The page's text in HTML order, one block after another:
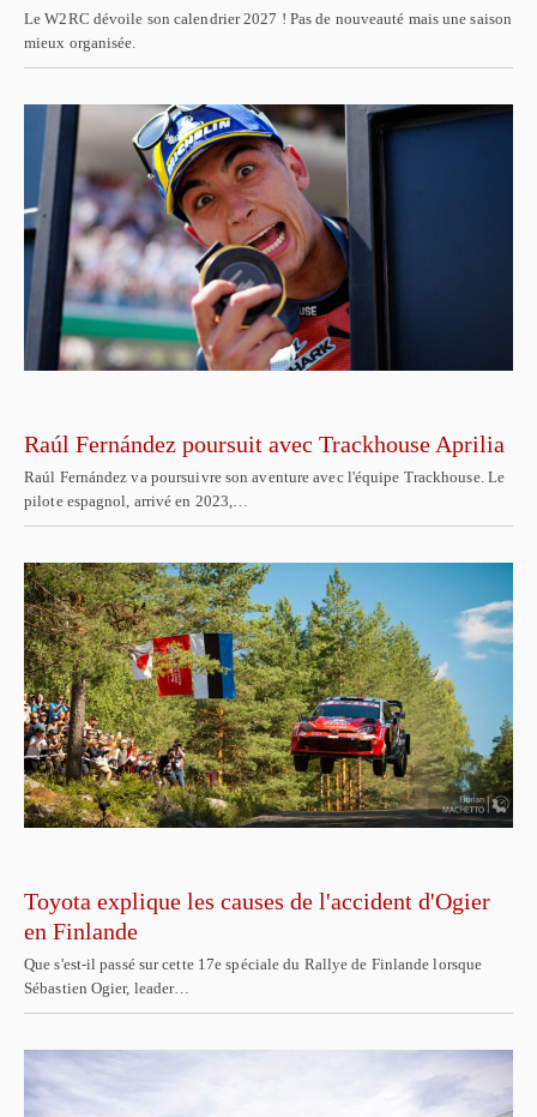
Le W2RC dévoile son calendrier 2027 ! Pas de nouveauté mais une saison
mieux organisée.
Raúl Fernández poursuit avec Trackhouse Aprilia
Raúl Fernández va poursuivre son aventure avec l'équipe Trackhouse. Le
pilote espagnol, arrivé en 2023,…
Toyota explique les causes de l'accident d'Ogier
en Finlande
Que s'est-il passé sur cette 17e spéciale du Rallye de Finlande lorsque
Sébastien Ogier, leader…